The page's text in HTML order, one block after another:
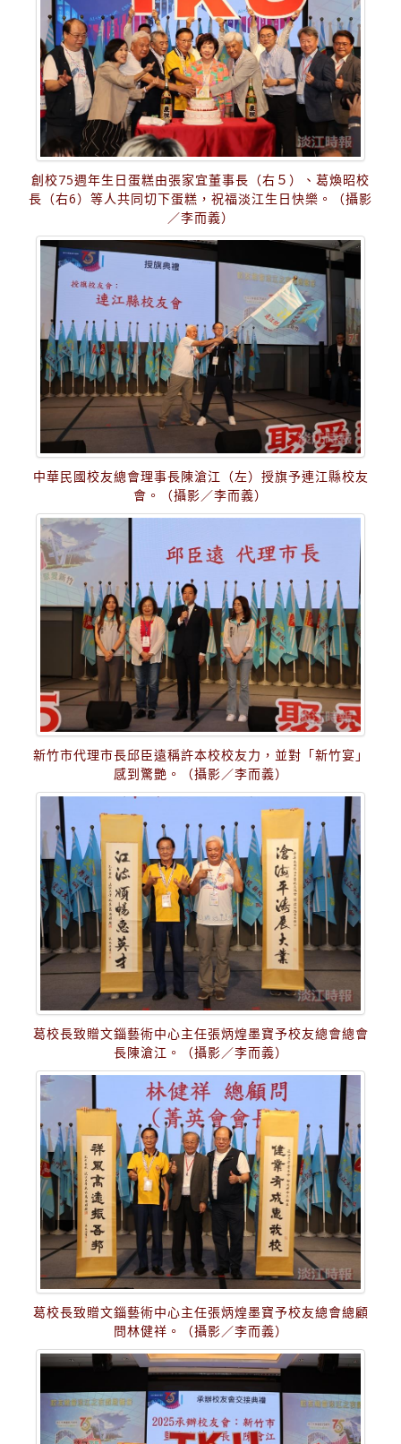
創校75週年生日蛋糕由張家宜董事長（右５）、葛煥昭校
長（右6）等人共同切下蛋糕，祝福淡江生日快樂。（攝影
／李而義）
中華民國校友總會理事長陳滄江（左）授旗予連江縣校友
會。（攝影／李而義）
新竹市代理市長邱臣遠稱許本校校友力，並對「新竹宴」
感到驚艷。（攝影／李而義）
葛校長致贈文錙藝術中心主任張炳煌墨寶予校友總會總會
長陳滄江。（攝影／李而義）
葛校長致贈文錙藝術中心主任張炳煌墨寶予校友總會總顧
問林健祥。（攝影／李而義）